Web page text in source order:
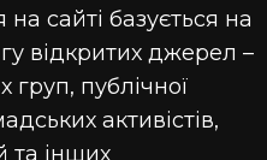
сайті базується на
відкритих джерел –
груп, публічної
активістів,
та інших